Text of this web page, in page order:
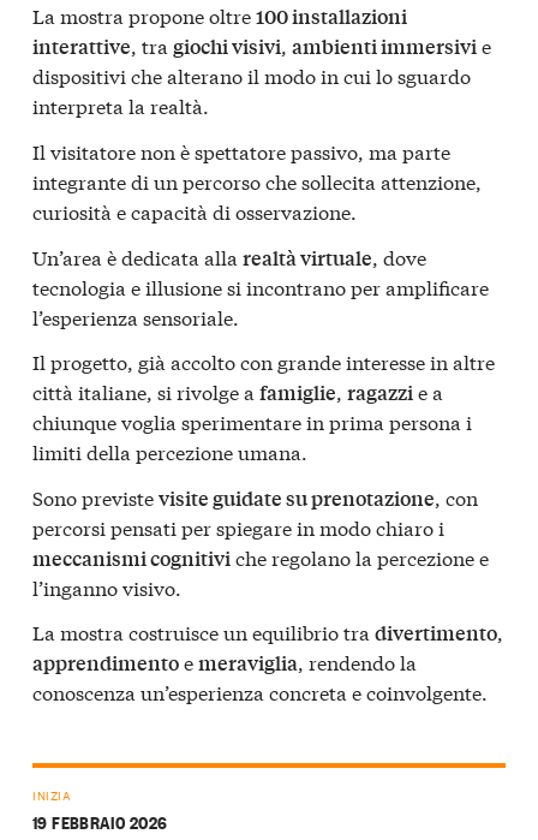
La mostra propone oltre100 installazioni
interattive, tra giochi visivi, ambienti immersivie
dispositivi che alterano il modo in cui lo sguardo
interpreta la realtà.
Il visitatore non è spettatore passivo, ma parte
integrante di un percorso che sollecita attenzione,
curiosità e capacità di osservazione.
Un’area è dedicata alla realtà virtuale, dove
tecnologia e illusione si incontrano per amplificare
l’esperienza sensoriale.
Il progetto, già accolto con grande interesse in altre
città italiane, si rivolge a famiglie, ragazzie a
chiunque voglia sperimentare in prima persona i
limiti della percezione umana.
Sono previstevisite guidate su prenotazione, con
percorsi pensati per spiegare in modo chiaro i
meccanismi cognitiviche regolano la percezione e
l’inganno visivo.
La mostra costruisce un equilibrio tra divertimento,
apprendimentoemeraviglia, rendendo la
conoscenza un’esperienza concreta e coinvolgente.
INIZIA
19 FEBBRAIO 2026